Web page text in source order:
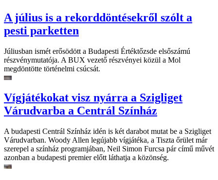
A július is a rekorddöntésekről szólt a
pesti parketten
Júliusban ismét erősödött a Budapesti Értéktőzsde elsőszámú
részvénymutatója. A BUX vezető részvényei közül a Mol
megdöntötte történelmi csúcsát.
Vígjátékokat visz nyárra a Szigliget
Várudvarba a Centrál Színház
A budapesti Centrál Színház idén is két darabot mutat be a Szigliget
Várudvarban. Woody Allen legújabb vígjátéka, a Tiszta őrület már
szerepel a színház programjában, Neil Simon Furcsa pár című művét
azonban a budapesti premier előtt láthatja a közönség.